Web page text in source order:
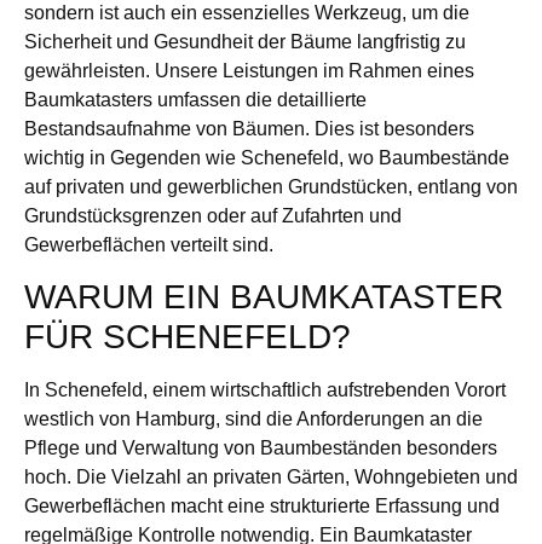
sondern ist auch ein essenzielles Werkzeug, um die
Sicherheit und Gesundheit der Bäume langfristig zu
gewährleisten. Unsere Leistungen im Rahmen eines
Baumkatasters umfassen die detaillierte
Bestandsaufnahme von Bäumen. Dies ist besonders
wichtig in Gegenden wie Schenefeld, wo Baumbestände
auf privaten und gewerblichen Grundstücken, entlang von
Grundstücksgrenzen oder auf Zufahrten und
Gewerbeflächen verteilt sind.
WARUM EIN BAUMKATASTER
FÜR SCHENEFELD?
In Schenefeld, einem wirtschaftlich aufstrebenden Vorort
westlich von Hamburg, sind die Anforderungen an die
Pflege und Verwaltung von Baumbeständen besonders
hoch. Die Vielzahl an privaten Gärten, Wohngebieten und
Gewerbeflächen macht eine strukturierte Erfassung und
regelmäßige Kontrolle notwendig. Ein Baumkataster